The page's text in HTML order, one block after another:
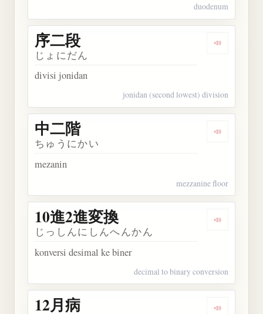
duodenum
Dengarkan
序二段
じょにだん
divisi jonidan
jonidan (second lowest) division
Dengarkan
中二階
ちゅうにかい
mezanin
mezzanine floor
Dengarkan
10進2進変換
じっしんにしんへんかん
konversi desimal ke biner
decimal to binary conversion
12月病